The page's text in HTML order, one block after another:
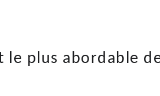
le plus abordable